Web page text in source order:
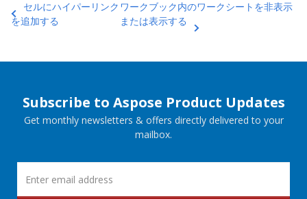
セルにハイパーリンク
を追加する
ワークブック内のワークシートを非表示
または表示する
Subscribe to Aspose Product Updates
Get monthly newsletters & offers directly delivered to your
mailbox.